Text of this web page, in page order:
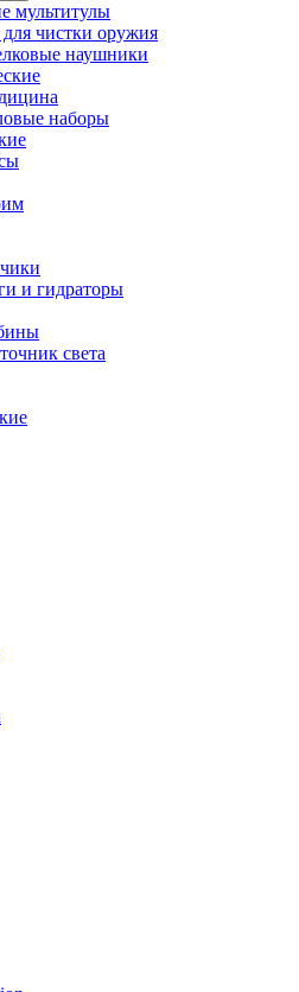
мультитулы
чистки оружия
наушники
наборы
и гидраторы
света